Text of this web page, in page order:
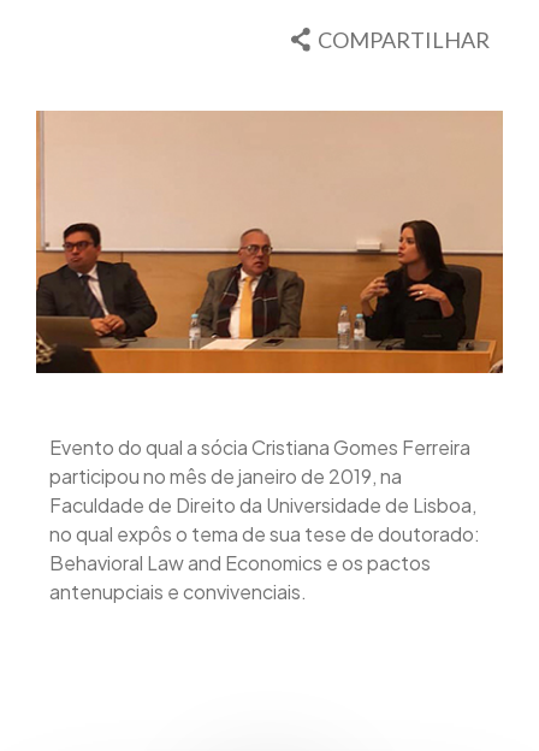
COMPARTILHAR
Evento do qual a sócia Cristiana Gomes Ferreira
participou no mês de janeiro de 2019, na
Faculdade de Direito da Universidade de Lisboa,
no qual expôs o tema de sua tese de doutorado:
Behavioral Law and Economics e os pactos
antenupciais e convivenciais.